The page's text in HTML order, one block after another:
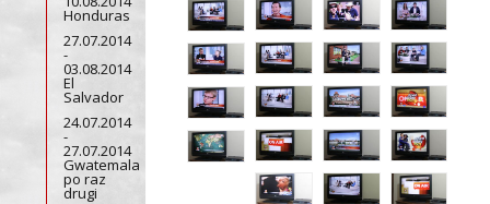
Honduras
27.07.2014
-
03.08.2014
El
Salvador
24.07.2014
-
27.07.2014
Gwatemala
po raz
drugi